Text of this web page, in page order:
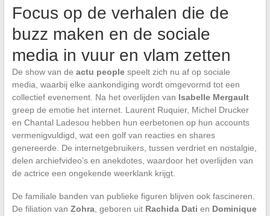
Focus op de verhalen die de
buzz maken en de sociale
media in vuur en vlam zetten
De show van de actu peoplespeelt zich nu af op sociale
media, waarbij elke aankondiging wordt omgevormd tot een
collectief evenement. Na het overlijden van Isabelle Mergault
greep de emotie het internet. Laurent Ruquier, Michel Drucker
en Chantal Ladesou hebben hun eerbetonen op hun accounts
vermenigvuldigd, wat een golf van reacties en shares
genereerde. De internetgebruikers, tussen verdriet en nostalgie,
delen archiefvideo’s en anekdotes, waardoor het overlijden van
de actrice een ongekende weerklank krijgt.
De familiale banden van publieke figuren blijven ook fascineren.
De filiation van Zohra, geboren uit Rachida Dati en Dominique